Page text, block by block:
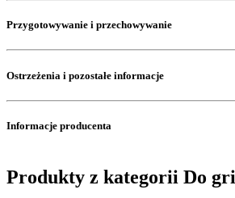
Przygotowywanie i przechowywanie
Ostrzeżenia i pozostałe informacje
Informacje producenta
Produkty z kategorii Do